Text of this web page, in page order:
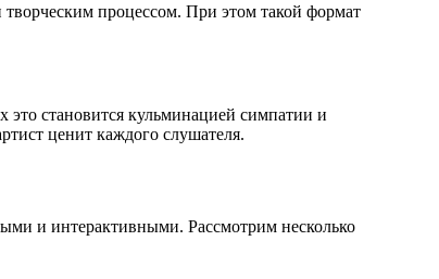
творческим процессом. При этом такой формат
становится кульминацией симпатии и
ценит каждого слушателя.
и интерактивными. Рассмотрим несколько